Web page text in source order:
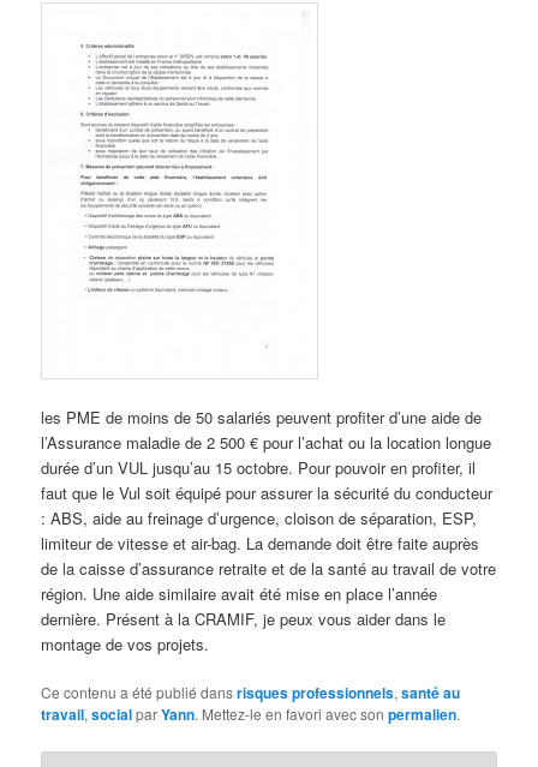
les PME de moins de 50 salariés peuvent profiter d’une aide de
l’Assurance maladie de 2 500 € pour l’achat ou la location longue
durée d’un VUL jusqu’au 15 octobre. Pour pouvoir en profiter, il
faut que le Vul soit équipé pour assurer la sécurité du conducteur
: ABS, aide au freinage d’urgence, cloison de séparation, ESP,
limiteur de vitesse et air-bag. La demande doit être faite auprès
de la caisse d’assurance retraite et de la santé au travail de votre
région. Une aide similaire avait été mise en place l’année
dernière. Présent à la CRAMIF, je peux vous aider dans le
montage de vos projets.
Ce contenu a été publié dansrisques professionnels,santé au
travail,socialparYann. Mettez-le en favori avec sonpermalien.